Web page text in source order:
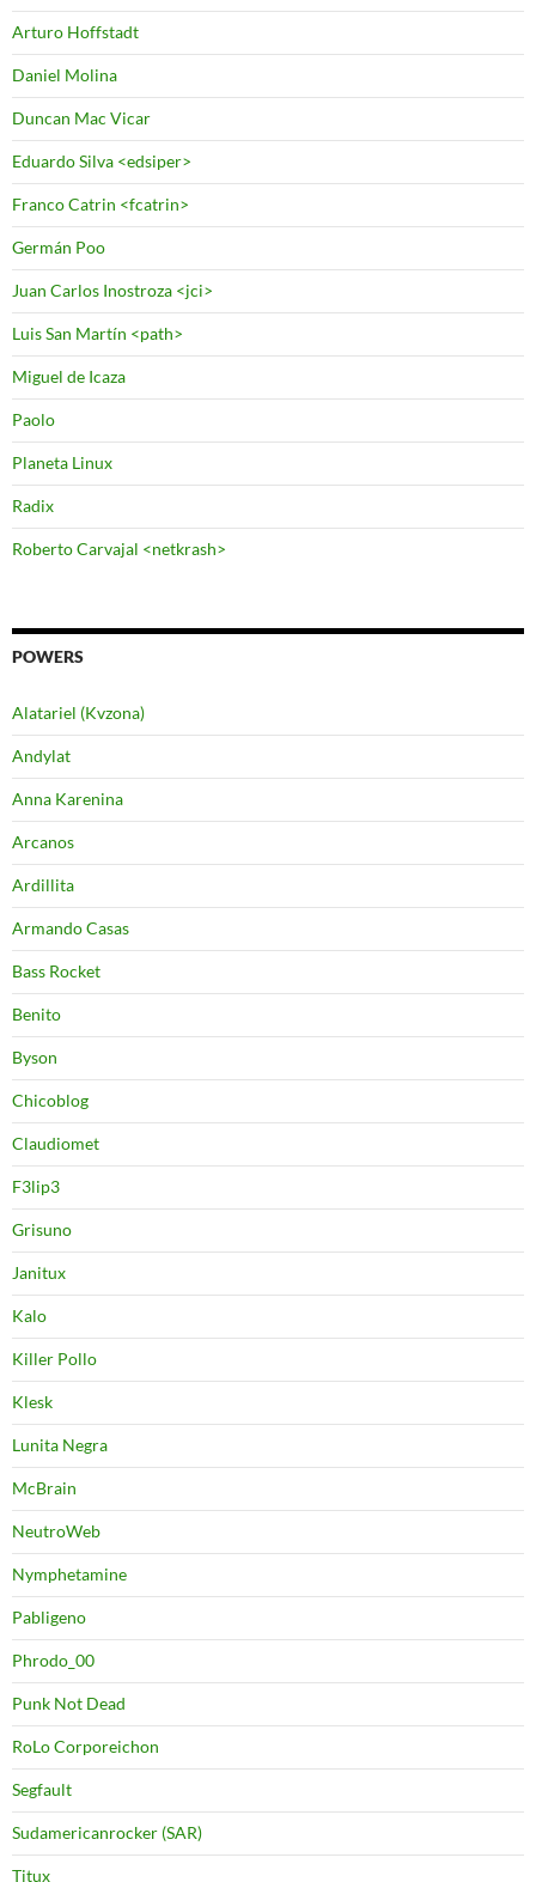
Arturo Hoffstadt
Daniel Molina
Duncan Mac Vicar
Eduardo Silva <edsiper>
Franco Catrin <fcatrin>
Germán Poo
Juan Carlos Inostroza <jci>
Luis San Martín <path>
Miguel de Icaza
Paolo
Planeta Linux
Radix
Roberto Carvajal <netkrash>
POWERS
Alatariel (Kvzona)
Andylat
Anna Karenina
Arcanos
Ardillita
Armando Casas
Bass Rocket
Benito
Byson
Chicoblog
Claudiomet
F3lip3
Grisuno
Janitux
Kalo
Killer Pollo
Klesk
Lunita Negra
McBrain
NeutroWeb
Nymphetamine
Pabligeno
Phrodo_00
Punk Not Dead
RoLo Corporeichon
Segfault
Sudamericanrocker (SAR)
Titux